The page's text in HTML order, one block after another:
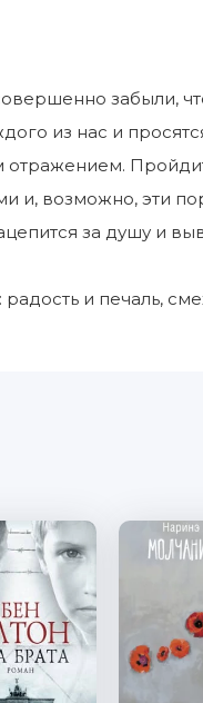
забыли,
из нас и
и, возможно, эти
за душу и
и печаль,